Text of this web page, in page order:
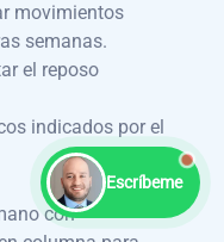
movimientos
semanas.
el reposo
indicados por el
con
Escríbeme